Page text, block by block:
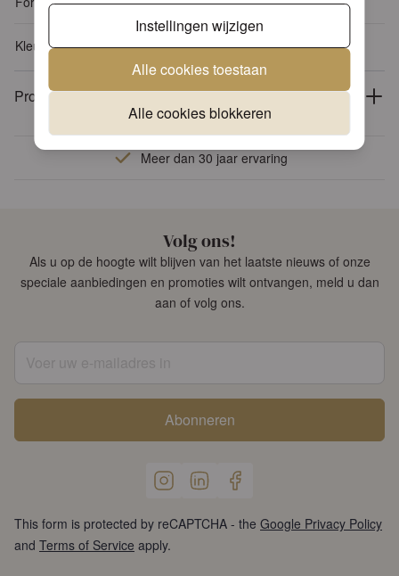
Instellingen wijzigen
Alle cookies toestaan
Alle cookies blokkeren
Kleur Crème
Productdetails
Meer dan 30 jaar ervaring
Volg ons!
Als u op de hoogte wilt blijven van het laatste nieuws of onze
speciale aanbiedingen en promoties wilt ontvangen, meld u dan
aan of volg ons.
Abonneren
This form is protected by reCAPTCHA - the Google Privacy Policy
and Terms of Service apply.